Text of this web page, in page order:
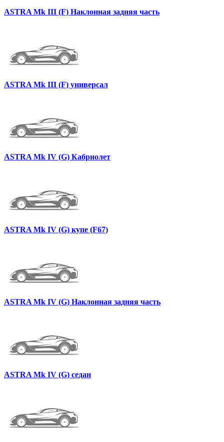
ASTRA Mk III (F) Наклонная задняя часть
ASTRA Mk III (F) универсал
ASTRA Mk IV (G) Кабриолет
ASTRA Mk IV (G) купе (F67)
ASTRA Mk IV (G) Наклонная задняя часть
ASTRA Mk IV (G) седан